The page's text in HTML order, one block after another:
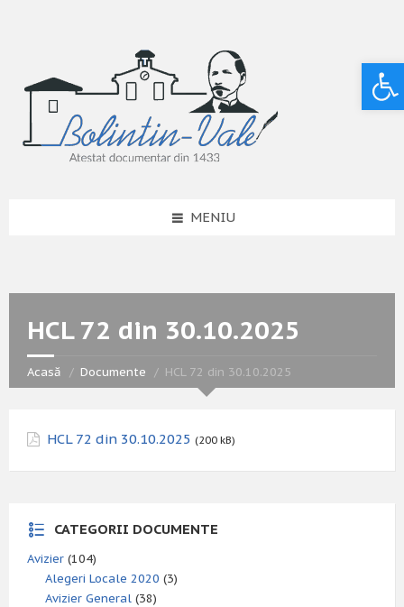
MENIU
HCL 72 din 30.10.2025
Acasă Documente HCL 72 din 30.10.2025
HCL 72 din 30.10.2025 (200 kB)
CATEGORII DOCUMENTE
Avizier (104)
Alegeri Locale 2020 (3)
Avizier General (38)
Deschide bara de unelte